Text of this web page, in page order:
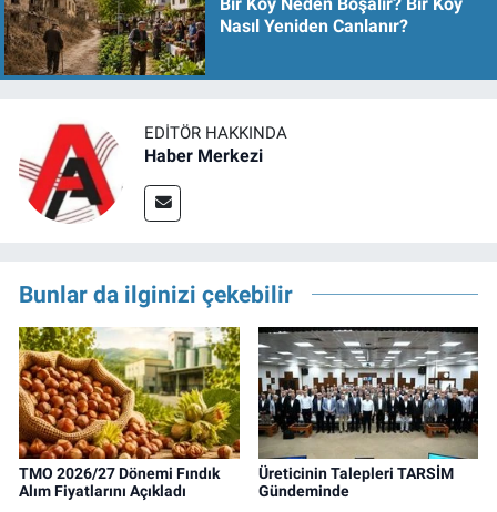
Nasıl Yeniden Canlanır?
EDITÖR HAKKINDA
Haber Merkezi
Bunlar da ilginizi çekebilir
TMO 2026/27 Dönemi Fındık
Alım Fiyatlarını Açıkladı
Üreticinin Talepleri TARSİM
Gündeminde